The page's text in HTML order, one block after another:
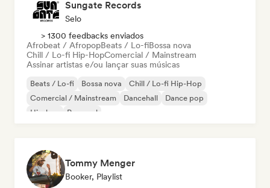
Sungate Records
Selo
> 1300 feedbacks enviados
Afrobeat / AfropopBeats / Lo-fiBossa nova
Chill / Lo-fi Hip-HopComercial / Mainstream
Assinar artistas e/ou lançar suas músicas
Beats / Lo-fi Bossa nova
Chill / Lo-fi Hip-Hop
Comercial / Mainstream
Dancehall
Dance pop
Hip-hop
Pop soul
Tommy Menger
Booker, Playlist